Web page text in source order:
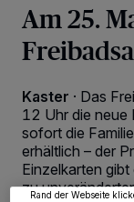
Am 25.
Kaster · Das
12 Uhr die neue
sofort die
erhältlich – der
Einzelkarten
zu
Wir und unsere218-
wie Browserdaten oder
von OK aktivieren Sie
Partner verarbeiten
Zwecke. Wenn Tracker
möglicherweise nicht
wieder aufrufen, um
widerrufen, indem Sie
Rand der Webseite